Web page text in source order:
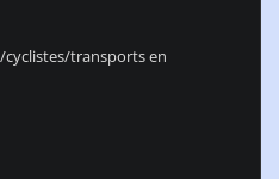
cyclistes/transports en